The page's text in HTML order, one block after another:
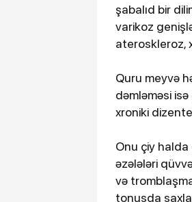
şabalıd bir
varikoz
ateroskleroz,
Quru meyvə
dəmləməsi
xroniki
Onu çiy halda
əzələləri
və
tonusda